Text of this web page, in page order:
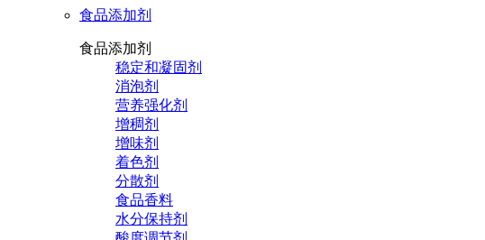
食品添加剂
食品添加剂
稳定和凝固剂
消泡剂
营养强化剂
增稠剂
增味剂
着色剂
分散剂
食品香料
水分保持剂